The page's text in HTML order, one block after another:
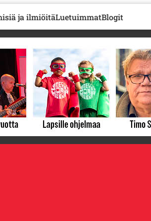
ja ilmiöitäLuetuimmatBlogit